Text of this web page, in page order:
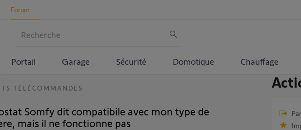
Forum
Portail Garage Sécurité Domotique Chauffage
TÉLÉCOMMANDES
Somfy dit compatibile avec mon type de
mais il ne fonctionne pas